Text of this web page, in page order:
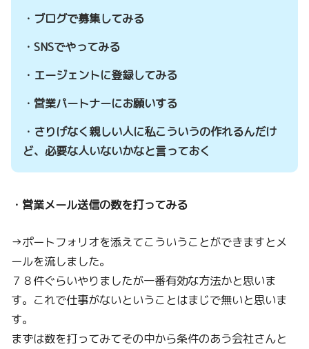
・ブログで募集してみる
・SNSでやってみる
・エージェントに登録してみる
・営業パートナーにお願いする
・さりげなく親しい人に私こういうの作れるんだけ
ど、必要な人いないかなと言っておく
・営業メール送信の数を打ってみる
→ポートフォリオを添えてこういうことができますとメ
ールを流しました。
７８件ぐらいやりましたが一番有効な方法かと思いま
す。これで仕事がないということはまじで無いと思いま
す。
まずは数を打ってみてその中から条件のあう会社さんと